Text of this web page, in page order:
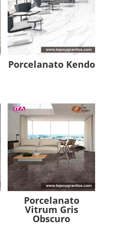
Porcelanato Kendo
Porcelanato
Vitrum Gris
Obscuro